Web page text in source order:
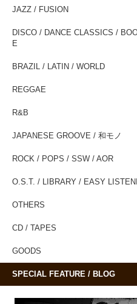
JAZZ / FUSION
DISCO / DANCE CLASSICS /
E
BRAZIL / LATIN / WORLD
REGGAE
R&B
JAPANESE GROOVE / 和モノ
ROCK / POPS / SSW / AOR
O.S.T. / LIBRARY / EASY
OTHERS
CD / TAPES
GOODS
SPECIAL FEATURE / BLOG